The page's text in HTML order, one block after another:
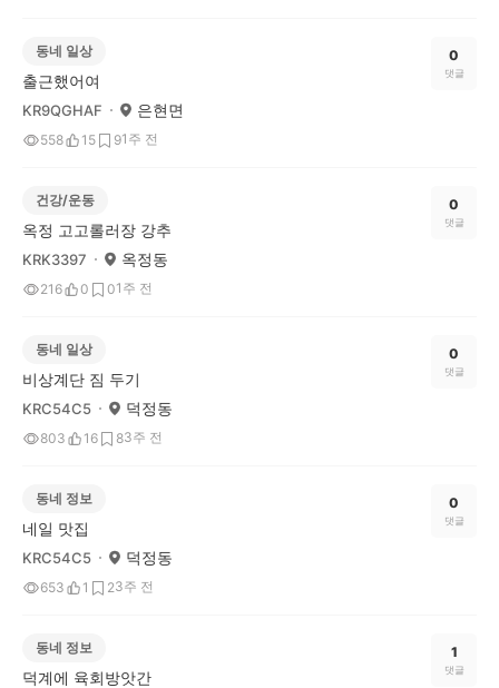
동네 일상
출근했어여
KR9QGHAF 은현면
558 15 91주 전
0
댓글
건강/운동
옥정 고고롤러장 강추
KRK3397 옥정동
216 0 01주 전
0
댓글
동네 일상
비상계단 짐 두기
KRC54C5 덕정동
803 16 83주 전
0
댓글
동네 정보
네일 맛집
KRC54C5 덕정동
653 1 23주 전
0
댓글
동네 정보
덕계에 육회방앗간
1
댓글